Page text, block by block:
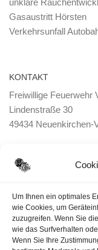
Um Ihnen ein optimales
wie Cookies, um
zuzugreifen. Wenn Sie
wie das Surfverhalten
Wenn Sie Ihre
Gasaustritt Hörsten
Verkehrsunfall
KONTAKT
Freiwillige Feuerwehr
Lindenstraße 30
49434 Neuenkirchen-
Impressum